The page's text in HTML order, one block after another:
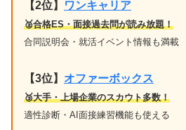
【2位】 ワンキャリア
🥈合格ES・面接過去問が読み放題！
合同説明会・就活イベント情報も満載
【3位】 オファーボックス
🥉大手・上場企業のスカウト多数！
適性診断・AI面接練習機能も使える